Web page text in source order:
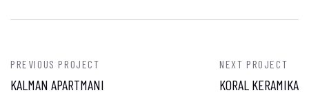
PREVIOUS PROJECT
KALMAN APARTMANI
NEXT PROJECT
KORAL KERAMIKA